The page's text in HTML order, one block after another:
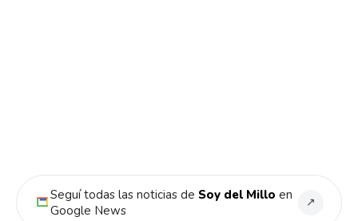
Seguí todas las noticias de Soy del Millo en
Google News
↗